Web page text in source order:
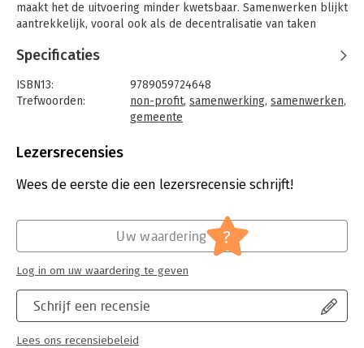
maakt het de uitvoering minder kwetsbaar. Samenwerken blijkt
aantrekkelijk, vooral ook als de decentralisatie van taken
toeneemt. De vorm waarin en wijze waarop dergelijke
tot geval. In de dagelijkse praktijk blijkt ook de mate van
succes van deze krachtenbundelingen nogal wisselend te zijn.
samenwerking zijn in dit boek geanalyseerd. Waarom is het
samenwerking zich ontwikkeld in de loop der jaren? Welke
samenwerkingsverbanden aan de verwachtingen? Is er sprake
van succesvolle samenwerking? Zo ja, wat bevordert het
succes? Of hapert de samenwerking en welke factoren
u in dit boek langs de antwoorden op deze vragen.
Het boek levert een bijdrage aan de kennisdeling binnen het
lokaal bestuur op het terrein van intergemeentelijke
samenwerking. Politici, bestuurders, managers en
Specificaties
ISBN13:
9789059724648
Trefwoorden:
non-profit, samenwerking, samenwerken,
gemeente
Bindwijze:
Uitgever:
Eburon Uitgeverij
Hoofdrubriek:
Lezersrecensies
Wees de eerste die een lezersrecensie schrijft!
Schrijf een recensie
Lees ons recensiebeleid
Uw waardering ?
Log in om uw waardering te geven